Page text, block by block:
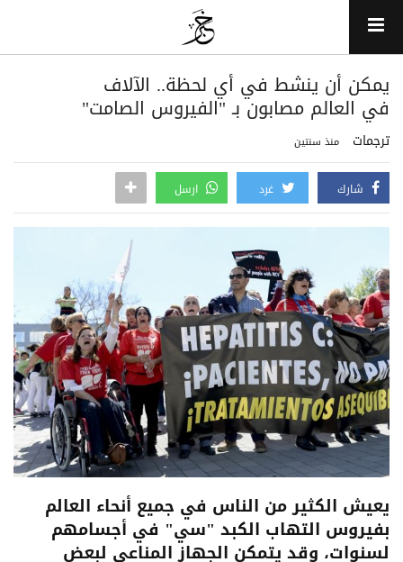
يمكن أن ينشط في أي لحظة.. الآلاف
في العالم مصابون بـ "الفيروس الصامت"
ترجمات منذ سنتين
شارك غرد ارسل
يعيش الكثير من الناس في جميع أنحاء العالم
بفيروس التهاب الكبد "سي" في أجسامهم
لسنوات، وقد يتمكن الجهاز المناعي لبعض